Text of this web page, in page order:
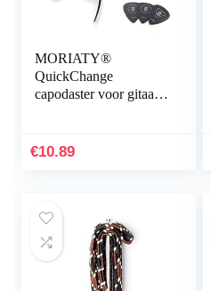
MORIATY®
QuickChange
capodaster voor gitaar
robuuste capo voor
elektrische gitaar, banjo
en ukelele
€10.89